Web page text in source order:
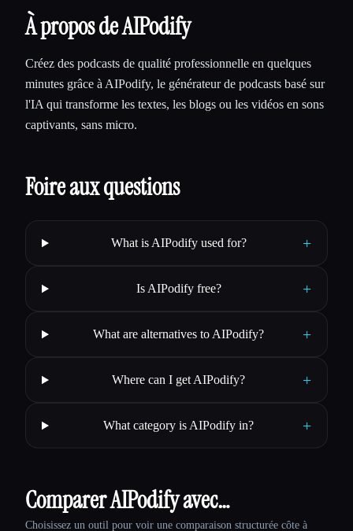
À propos de AIPodify
Créez des podcasts de qualité professionnelle en quelques
minutes grâce à AIPodify, le générateur de podcasts basé sur
l'IA qui transforme les textes, les blogs ou les vidéos en sons
captivants, sans micro.
Foire aux questions
What is AIPodify used for? +
Is AIPodify free? +
What are alternatives to AIPodify? +
Where can I get AIPodify? +
What category is AIPodify in? +
Comparer AIPodify avec…
Choisissez un outil pour voir une comparaison structurée côte à